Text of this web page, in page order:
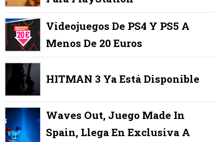
Videojuegos De PS4 Y PS5 A
Menos De 20 Euros
HITMAN 3 Ya Está Disponible
Waves Out, Juego Made In
Spain, Llega En Exclusiva A